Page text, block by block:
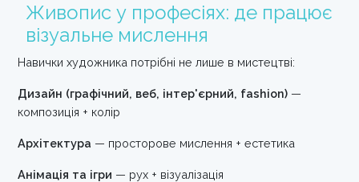
Живопис у професіях: де працює
візуальне мислення
Навички художника потрібні не лише в мистецтві:
Дизайн (графічний, веб, інтер'єрний, fashion) —
композиція + колір
Архітектура — просторове мислення + естетика
Анімація та ігри — рух + візуалізація